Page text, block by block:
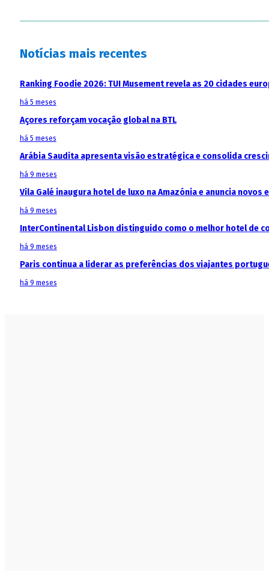
Notícias mais recentes
Ranking Foodie 2026: TUI Musement revela as 20 cidades
há 5 meses
Açores reforçam vocação global na BTL
há 5 meses
Arábia Saudita apresenta visão estratégica e consolida
há 9 meses
Vila Galé inaugura hotel de luxo na Amazónia e anuncia
há 9 meses
InterContinental Lisbon distinguido como o melhor hotel de
há 9 meses
Paris continua a liderar as preferências dos viajantes
há 9 meses